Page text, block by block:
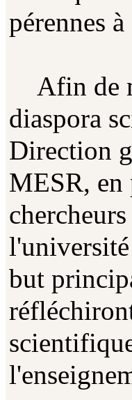
pérennes
Afin de
diaspora
Direction
MESR, en
but